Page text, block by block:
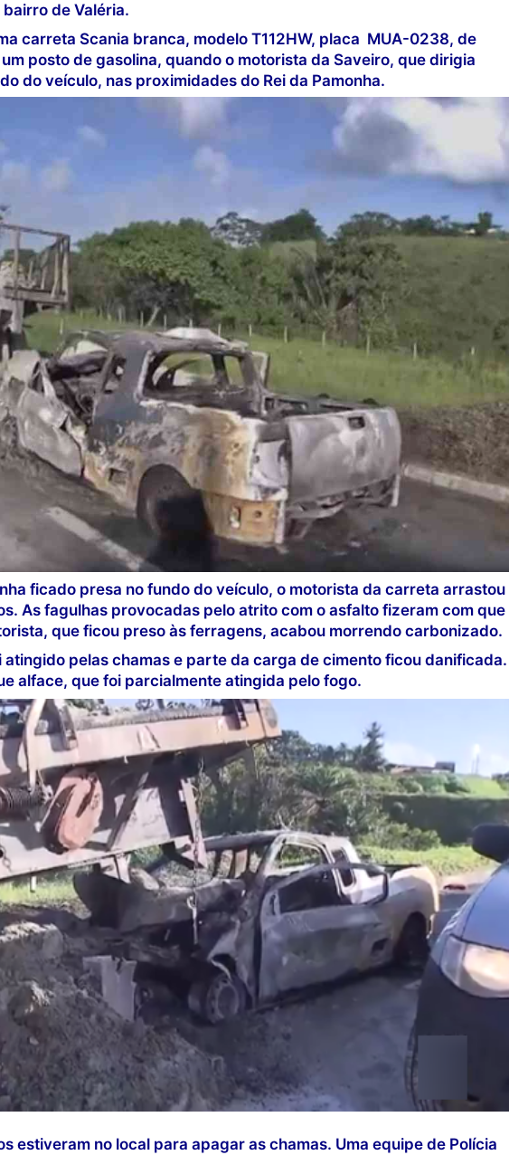
de Valéria.
carreta Scania branca, modelo T112HW, placa MUA-0238, de
posto de gasolina, quando o motorista da Saveiro, que dirigia
do veículo, nas proximidades do Rei da Pamonha.
ficado presa no fundo do veículo, o motorista da carreta arrastou
As fagulhas provocadas pelo atrito com o asfalto fizeram com que
que ficou preso às ferragens, acabou morrendo carbonizado.
pelas chamas e parte da carga de cimento ficou danificada.
alface, que foi parcialmente atingida pelo fogo.
estiveram no local para apagar as chamas. Uma equipe de Polícia